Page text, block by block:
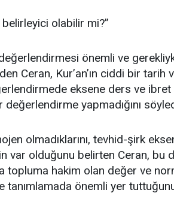
olabilir mi?”
önemli ve
Ceran, Kur’an’ın ciddi bir
eksene ders ve ibret
yapmadığını
olmadıklarını, tevhid-şirk
var olduğunu belirten Ceran, bu
topluma hakim olan değer ve
tanımlamada önemli yer